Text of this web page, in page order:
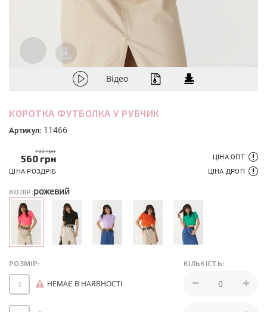
Відео
КОРОТКА ФУТБОЛКА У РУБЧИК
Артикул: 11466
700 грн
560 грн
ЦІНА РОЗДРІБ
ЦІНА ОПТ
ЦІНА ДРОП
КОЛІР:рожевий
РОЗМІР: КІЛЬКІСТЬ:
S НЕМАЄ В НАЯВНОСТІ